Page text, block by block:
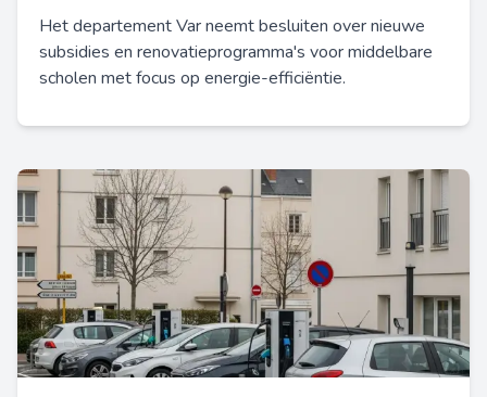
Het departement Var neemt besluiten over nieuwe
subsidies en renovatieprogramma's voor middelbare
scholen met focus op energie-efficiëntie.